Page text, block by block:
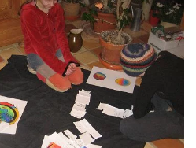
GROSS